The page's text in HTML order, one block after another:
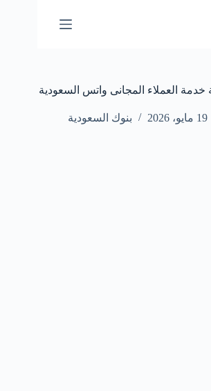
19 مايو، 2026 بنوك السعودية